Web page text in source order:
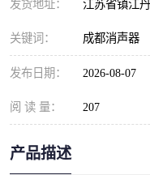
发货地址： 江苏省镇江
关键词： 成都消声器
发布日期： 2026-08-07
阅 读 量： 207
产品描述